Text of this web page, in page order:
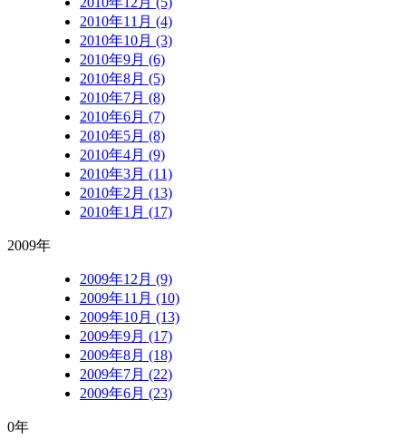
2010年11月 (4)
2010年10月 (3)
2010年9月 (6)
2010年8月 (5)
2010年7月 (8)
2010年6月 (7)
2010年5月 (8)
2010年4月 (9)
2010年3月 (11)
2010年2月 (13)
2010年1月 (17)
2009年
2009年12月 (9)
2009年11月 (10)
2009年10月 (13)
2009年9月 (17)
2009年8月 (18)
2009年7月 (22)
2009年6月 (23)
0年